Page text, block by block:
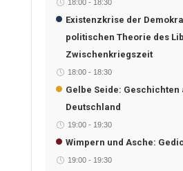
18:00- 18:30
Existenzkrise der
politischen Theorie des
Zwischenkriegszeit
18:00- 18:30
Gelbe Seide: Geschichten
Deutschland
19:00- 19:30
Wimpern und Asche:
19:00- 19:30